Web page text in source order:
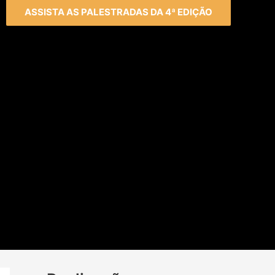
ASSISTA AS PALESTRADAS DA 4ª EDIÇÃO